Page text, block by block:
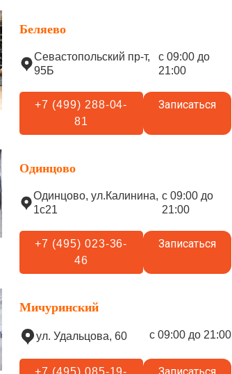
Беляево
Севастопольский пр-т,
95Б
с 09:00 до
21:00
+7 (499) 288-04-
81
Записаться
Одинцово
Одинцово, ул.Калинина,
1с21
с 09:00 до
21:00
+7 (495) 023-36-
46
Записаться
Мичуринский
ул. Удальцова, 60 с 09:00 до 21:00
+7 (495) 085-19-